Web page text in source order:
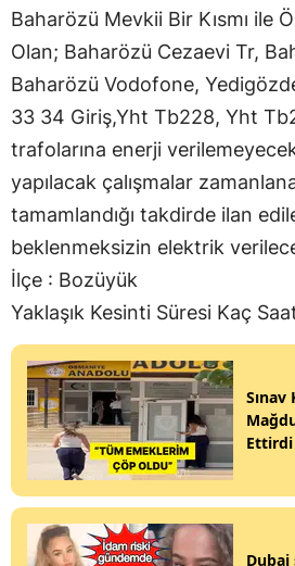
Baharözü Mevkii Bir Kısmı ile
Olan; Baharözü Cezaevi Tr,
Baharözü Vodofone,
33 34 Giriş,Yht Tb228, Yht
trafolarına enerji
yapılacak çalışmalar
tamamlandığı takdirde ilan
beklenmeksizin elektrik
İlçe : Bozüyük
Yaklaşık Kesinti Süresi Kaç
Sınav
Ettirdi